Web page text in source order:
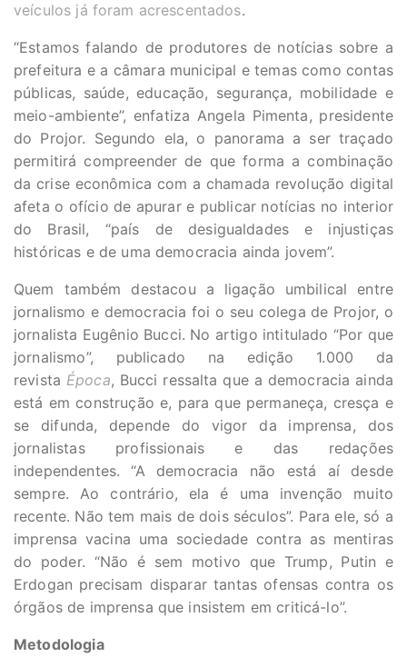
veículos já foram acrescentados.
“Estamos falando de produtores de notícias sobre a
prefeitura e a câmara municipal e temas como contas
públicas, saúde, educação, segurança, mobilidade e
meio-ambiente”, enfatiza Angela​ ​Pimenta, presidente
do Projor. Segundo ela, o panorama a ser traçado
permitirá compreender de que forma a combinação
da crise econômica com a chamada revolução digital
afeta o ofício de apurar e publicar notícias no interior
do Brasil, “país de desigualdades e injustiças
históricas e de uma democracia ainda jovem”.
Quem também destacou a ligação umbilical entre
jornalismo e democracia foi o seu colega de Projor, o
jornalista Eugênio Bucci. No artigo intitulado “Por que
jornalismo”, publicado na edição 1.000 da
revista Época, Bucci ressalta que a democracia ainda
está em construção e, para que permaneça, cresça e
se difunda, depende do vigor da imprensa, dos
jornalistas profissionais e das redações
independentes. “A democracia não está aí desde
sempre. Ao contrário, ela é uma invenção muito
recente. Não tem mais de dois séculos”. Para ele, só a
imprensa vacina uma sociedade contra as mentiras
do poder. “Não é sem motivo que Trump, Putin e
Erdogan precisam disparar tantas ofensas contra os
órgãos de imprensa que insistem em criticá-lo”.
Metodologia